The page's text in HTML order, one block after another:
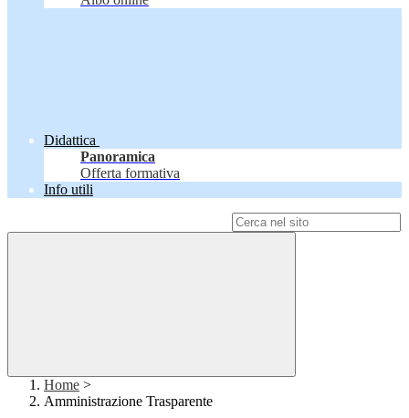
Didattica
Panoramica
Offerta formativa
Info utili
Home >
Amministrazione Trasparente